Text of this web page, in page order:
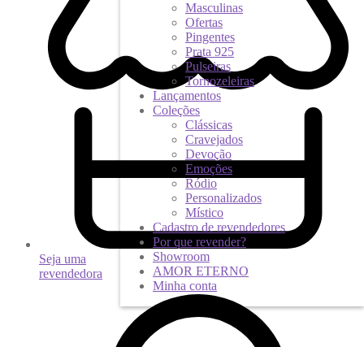
Seja uma
revendedora
Masculinas
Ofertas
Pingentes
Prata 925
Pulseiras
Tornozeleiras
Lançamentos
Coleções
Clássicas
Cravejados
Devoção
Emoções
Ródio
Personalizados
Místico
Cadastro de revendedores
Por que revender?
Showroom
AMOR ETERNO
Minha conta